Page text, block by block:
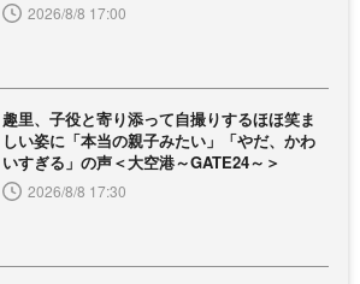
2026/8/8 17:00
趣里、子役と寄り添って自撮りするほほ笑ま
しい姿に「本当の親子みたい」「やだ、かわ
いすぎる」の声＜大空港～GATE24～＞
2026/8/8 17:30